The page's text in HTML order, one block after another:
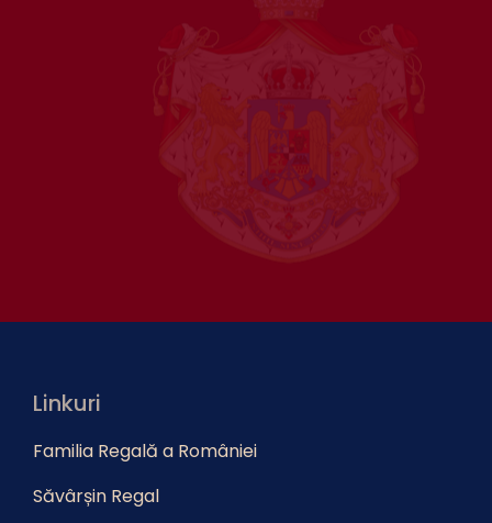
Linkuri
Familia Regală a României
Săvârșin Regal